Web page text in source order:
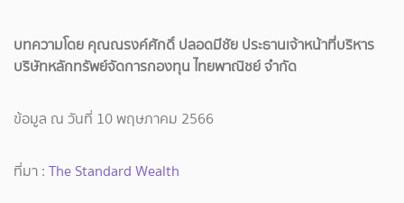
บทความโดย คุณณรงค์ศักดิ์ ปลอดมีชัย ประธานเจ้าหน้าที่บริหาร
บริษัทหลักทรัพย์จัดการกองทุน ไทยพาณิชย์ จำกัด
ข้อมูล ณ วันที่ 10 พฤษภาคม 2566
ที่มา : The Standard Wealth